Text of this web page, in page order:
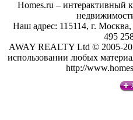
Homes.ru – интерактивный
Наш адрес: 115114, г.
495
AWAY REALTY Ltd © 2005-
использовании любых
http://